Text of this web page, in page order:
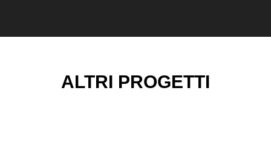
ALTRI PROGETTI